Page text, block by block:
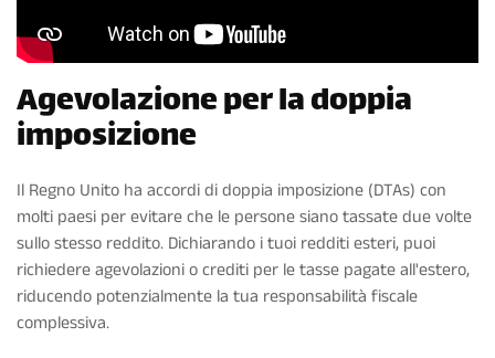
Agevolazione per la doppia
imposizione
Il Regno Unito ha accordi di doppia imposizione (DTAs) con
molti paesi per evitare che le persone siano tassate due volte
sullo stesso reddito. Dichiarando i tuoi redditi esteri, puoi
richiedere agevolazioni o crediti per le tasse pagate all'estero,
riducendo potenzialmente la tua responsabilità fiscale
complessiva.